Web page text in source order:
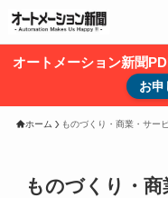
オートメーション新聞
お申
ホーム ものづくり・商業・サー
ものづくり・